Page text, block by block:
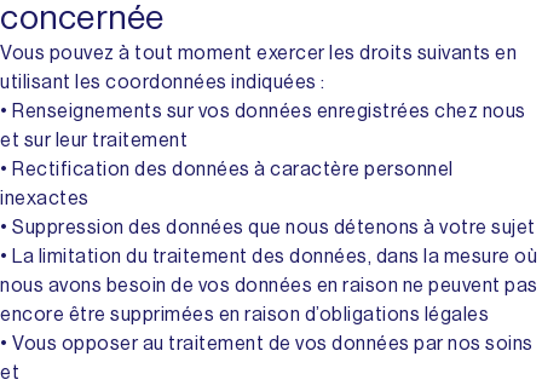
concernée
Vous pouvez à tout moment exercer les droits suivants en
utilisant les coordonnées indiquées :
• Renseignements sur vos données enregistrées chez nous
et sur leur traitement
• Rectification des données à caractère personnel
inexactes
• Suppression des données que nous détenons à votre sujet
• La limitation du traitement des données, dans la mesure où
nous avons besoin de vos données en raison ne peuvent pas
encore être supprimées en raison d’obligations légales
• Vous opposer au traitement de vos données par nos soins
et